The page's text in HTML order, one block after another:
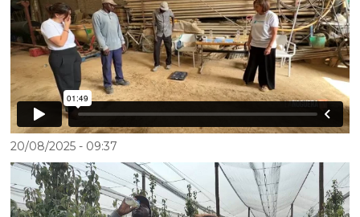
20/08/2025- 09:37